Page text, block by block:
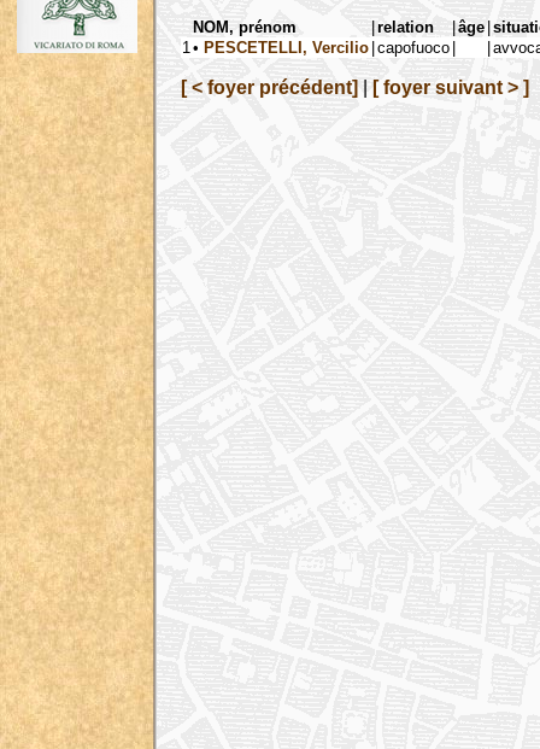
NOM, prénom |relation |âge |
1 • PESCETELLI, Vercilio |capofuoco | |
[ < foyer précédent] [ foyer suivant > ]